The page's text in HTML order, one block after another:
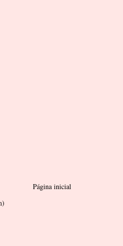
Página inicial